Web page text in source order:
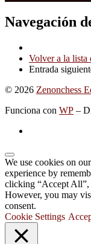
Navegación
Volver a la lista
Entrada
© 2026 Zenonchess
Funciona con WP –
We use cookies on
experience by
clicking “Accept All”,
However, you may
consent.
Cookie Settings